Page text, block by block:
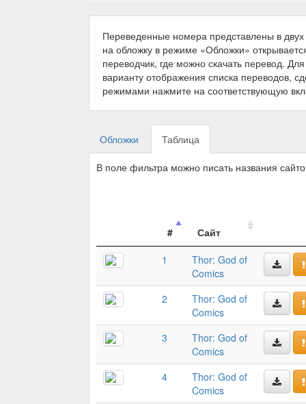
Переведенные номера представлены в
на обложку в режиме «Обложки»
переводчик, где можно скачать перевод.
варианту отображения списка переводов,
режимами нажмите на соответствующую
Обложки Таблица
В поле фильтра можно писать названия
#
Сайт
1
Thor: God of
Comics
2
Thor: God of
Comics
3
Thor: God of
Comics
4
Thor: God of
Comics